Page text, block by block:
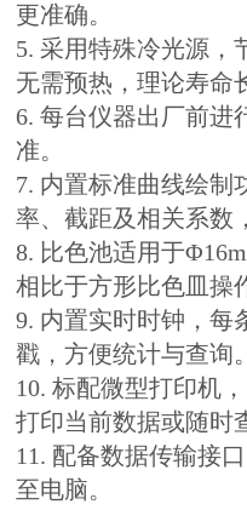
更准确。
5. 采用特殊冷光源，
无需预热，理论寿命
6. 每台仪器出厂前进
准。
7. 内置标准曲线绘制
率、截距及相关系数
8. 比色池适用于
相比于方形比色皿操
9. 内置实时时钟，每
戳，方便统计与查询。
10. 标配微型打印机
打印当前数据或随时
11. 配备数据传输接
至电脑。